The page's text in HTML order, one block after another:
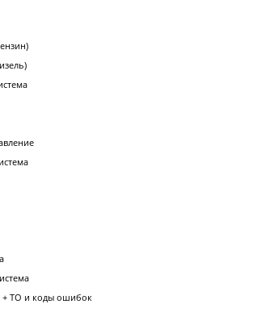
+ ТО и коды ошибок